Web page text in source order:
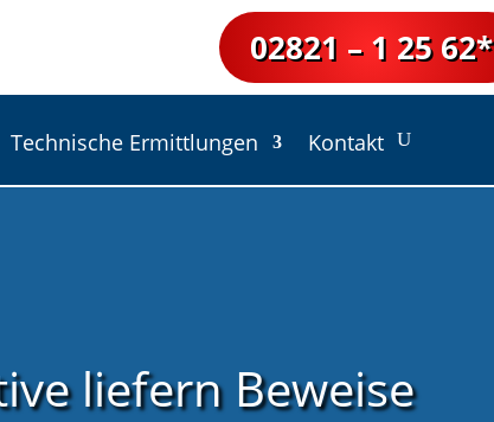
02821 – 1 25 62*
Technische Ermittlungen Kontakt
liefern Beweise